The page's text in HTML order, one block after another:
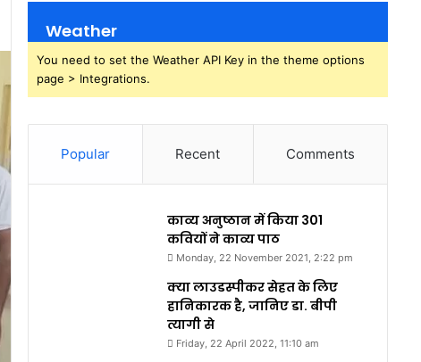
Weather
You need to set the Weather API Key in the theme options
page > Integrations.
Popular Recent Comments
काव्य अनुष्ठान में किया 301
कवियों ने काव्य पाठ
Monday, 22 November 2021, 2:22 pm
क्या लाउडस्पीकर सेहत के लिए
हानिकारक है, जानिए डा. बीपी
त्यागी से
Friday, 22 April 2022, 11:10 am